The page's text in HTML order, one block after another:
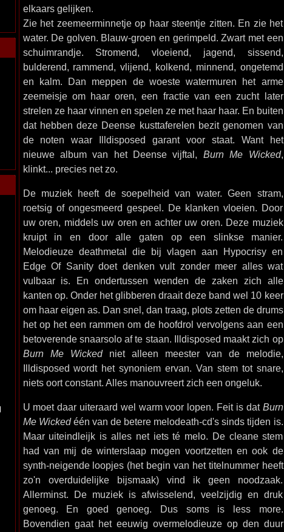
elkaars gelijken.
Zie het zeemeerminnetje op haar steentje zitten. En zie het
water. De golven. Blauw-groen en gerimpeld. Zwart met een
schuimrandje. Stromend, vloeiend, jagend, sissend,
bulderend, rammend, vlijend, kolkend, minnend, ongetemd
en kalm. Dan meppen de woeste watermuren het arme
zeemeisje om haar oren, een fractie van een zucht later
strelen ze haar vinnen en spelen ze met haar haar. En buiten
dat hebben deze Deense kusttaferelen bezit genomen van
de noten waar Illdisposed garant voor staat. Want het
nieuwe album van het Deense vijftal, Burn Me Wicked,
klinkt... precies net zo.
De muziek heeft de soepelheid van water. Geen stram,
roetsig of ongesmeerd gespeel. De klanken vloeien. Door
uw oren, middels uw oren en achter uw oren. Deze muziek
kruipt in en door alle gaten op een slinkse manier.
Melodieuze deathmetal die bij vlagen aan Hypocrisy en
Edge Of Sanity doet denken vult zonder meer alles wat
vulbaar is. En ondertussen wenden de zaken zich alle
kanten op. Onder het glibberen draait deze band wel 10 keer
om haar eigen as. Dan snel, dan traag, plots zetten de drums
het op het een rammen om de hoofdrol vervolgens aan een
betoverende snaarsolo af te staan. Illdisposed maakt zich op
Burn Me Wickedniet alleen meester van de melodie,
Illdisposed wordt het synoniem ervan. Van stem tot snare,
niets oort constant. Alles manouvreert zich een ongeluk.
U moet daar uiteraard wel warm voor lopen. Feit is dat Burn
Me Wickedéén van de betere melodeath-cd's sinds tijden is.
Maar uiteindleijk is alles net iets té melo. De cleane stem
had van mij de winterslaap mogen voortzetten en ook de
synth-neigende loopjes (het begin van het titelnummer heeft
zo'n overduidelijke bijsmaak) vind ik geen noodzaak.
Allerminst. De muziek is afwisselend, veelzijdig en druk
genoeg. En goed genoeg. Dus soms is less more.
Bovendien gaat het eeuwig overmelodieuze op den duur